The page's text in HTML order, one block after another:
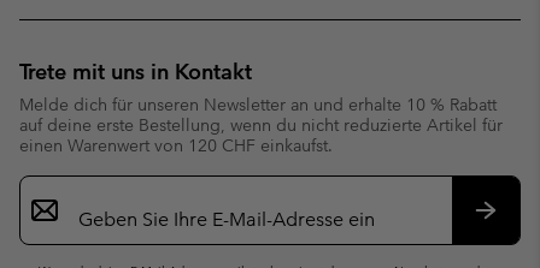
Trete mit uns in Kontakt
Melde dich für unseren Newsletter an und erhalte 10 % Rabatt
auf deine erste Bestellung, wenn du nicht reduzierte Artikel für
einen Warenwert von 120 CHF einkaufst.
Newsletter-
Anmeldung